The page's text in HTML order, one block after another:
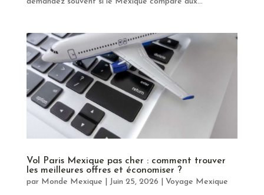
Vol Paris Mexique pas cher : comment trouver
les meilleures offres et économiser ?
par Monde Mexique Juin 25, 2026 Voyage Mexique